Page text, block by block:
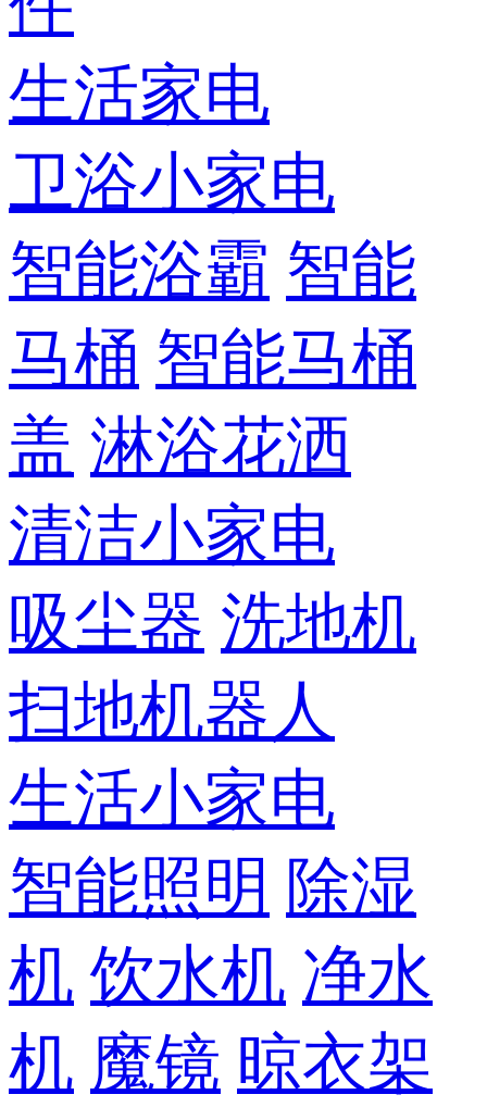
生活家电
卫浴小家电
智能浴霸 智能
马桶 智能马桶
盖 淋浴花洒
清洁小家电
吸尘器 洗地机
扫地机器人
生活小家电
智能照明 除湿
机 饮水机 净水
机 魔镜 晾衣架